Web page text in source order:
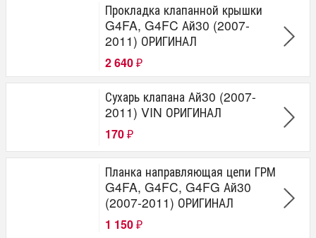
Прокладка клапанной крышки
G4FA, G4FC Ай30 (2007-
2011) ОРИГИНАЛ
2 640 ₽
Сухарь клапана Ай30 (2007-
2011) VIN ОРИГИНАЛ
170 ₽
Планка направляющая цепи ГРМ
G4FA, G4FC, G4FG Ай30
(2007-2011) ОРИГИНАЛ
1 150 ₽